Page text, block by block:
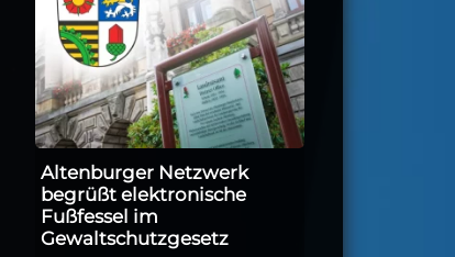
Altenburger Netzwerk
begrüßt elektronische
Fußfessel im
Gewaltschutzgesetz